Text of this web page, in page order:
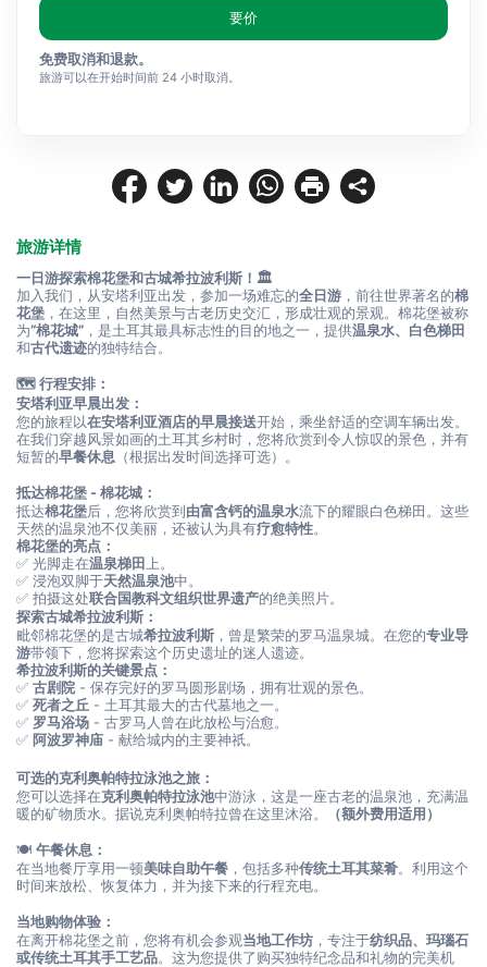
旅游详情
一日游探索棉花堡和古城希拉波利斯！🏛️
加入我们，从安塔利亚出发，参加一场难忘的全日游 ，前往世界著名的棉
花堡 ，在这里，自然美景与古老历史交汇，形成壮观的景观。棉花堡被称
为“棉花城” ，是土耳其最具标志性的目的地之一，提供温泉水、白色梯田
和古代遗迹的独特结合。
🗺️ 行程安排：
安塔利亚早晨出发：
您的旅程以在安塔利亚酒店的早晨接送开始，乘坐舒适的空调车辆出发。
在我们穿越风景如画的土耳其乡村时，您将欣赏到令人惊叹的景色，并有
短暂的早餐休息 （根据出发时间选择可选）。
抵达棉花堡 - 棉花城：
抵达棉花堡后，您将欣赏到由富含钙的温泉水流下的耀眼白色梯田。这些
天然的温泉池不仅美丽，还被认为具有疗愈特性。
棉花堡的亮点：
✅ 光脚走在温泉梯田 上。
✅ 浸泡双脚于天然温泉池中。
✅ 拍摄这处联合国教科文组织世界遗产的绝美照片。
探索古城希拉波利斯：
毗邻棉花堡的是古城希拉波利斯 ，曾是繁荣的罗马温泉城。在您的专业导
游带领下，您将探索这个历史遗址的迷人遗迹。
希拉波利斯的关键景点：
✅ 古剧院 - 保存完好的罗马圆形剧场，拥有壮观的景色。
✅ 死者之丘 - 土耳其最大的古代墓地之一。
✅ 罗马浴场 - 古罗马人曾在此放松与治愈。
✅ 阿波罗神庙 - 献给城内的主要神祇。
可选的克利奥帕特拉泳池之旅：
您可以选择在克利奥帕特拉泳池中游泳，这是一座古老的温泉池，充满温
暖的矿物质水。据说克利奥帕特拉曾在这里沐浴。
（额外费用适用）
🍽️ 午餐休息：
在当地餐厅享用一顿美味自助午餐 ，包括多种传统土耳其菜肴。利用这个
时间来放松、恢复体力，并为接下来的行程充电。
当地购物体验：
在离开棉花堡之前，您将有机会参观当地工作坊 ，专注于纺织品、玛瑙石
或传统土耳其手工艺品。这为您提供了购买独特纪念品和礼物的完美机
要价
免费取消和退款。
旅游可以在开始时间前 24 小时取消。